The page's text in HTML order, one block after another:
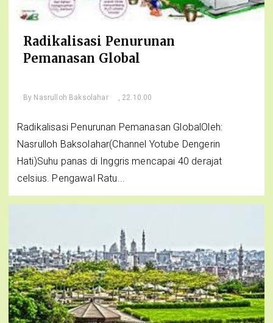
Radikalisasi Penurunan
Pemanasan Global
By Nasrulloh Baksolahar , 22.10.00
Radikalisasi Penurunan Pemanasan GlobalOleh:
Nasrulloh Baksolahar(Channel Yotube Dengerin
Hati)Suhu panas di Inggris mencapai 40 derajat
celsius. Pengawal Ratu...